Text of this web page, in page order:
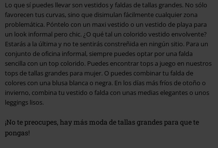
Lo que sí puedes llevar son vestidos y faldas de tallas grandes. No sólo
favorecen tus curvas, sino que disimulan fácilmente cualquier zona
problemática. Póntelo con un maxi vestido o un vestido de playa para
un look informal pero chic. ¿O qué tal un colorido vestido envolvente?
Estarás a la última y no te sentirás constreñida en ningún sitio. Para un
conjunto de oficina informal, siempre puedes optar por una falda
sencilla con un top colorido. Puedes encontrar tops a juego en nuestros
tops de tallas grandes para mujer. O puedes combinar tu falda de
colores con una blusa blanca o negra. En los días más fríos de otoño o
invierno, combina tu vestido o falda con unas medias elegantes o unos
leggings lisos.
¡No te preocupes, hay más moda de tallas grandes para que te
pongas!